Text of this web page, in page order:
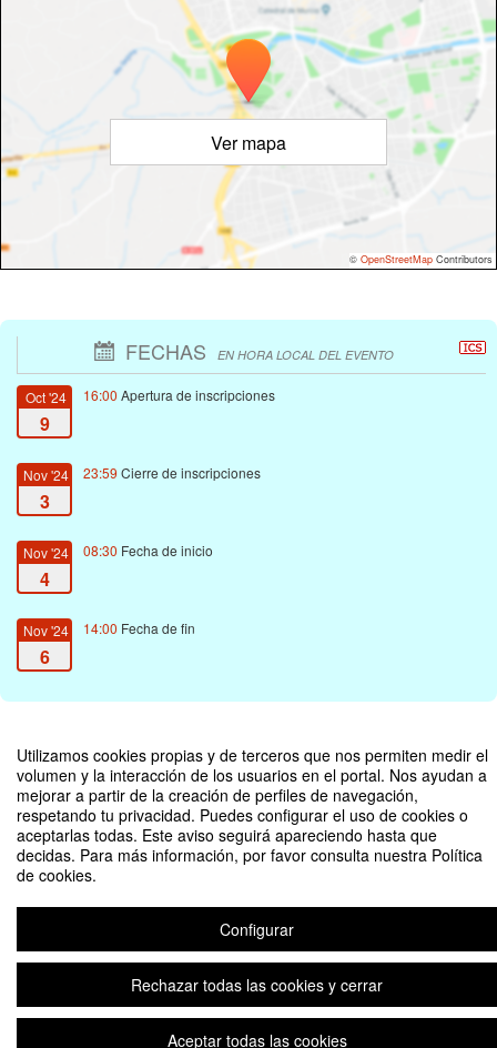
Utilizamos cookies propias y de terceros que nos permiten medir el
volumen y la interacción de los usuarios en el portal. Nos ayudan a
mejorar a partir de la creación de perfiles de navegación,
respetando tu privacidad. Puedes configurar el uso de cookies o
aceptarlas todas. Este aviso seguirá apareciendo hasta que
decidas. Para más información, por favor consulta nuestra Política
de cookies.
Configurar
Rechazar todas las cookies y cerrar
Aceptar todas las cookies
Ver mapa
© OpenStreetMap Contributors
FECHAS EN HORA LOCAL DEL EVENTO
Oct '24
9
16:00 Apertura de inscripciones
Nov '24
3
23:59 Cierre de inscripciones
Nov '24
4
08:30 Fecha de inicio
Nov '24
6
14:00 Fecha de fin
I Congreso Nacional de la Asociación Latinoamericana de Estudios de Asia y
África (ALADAA) Costa Rica
Organizado por Escuela de Relaciones Internacionales
Aviso legal|Contacto
Plataforma de organización de eventos Symposium